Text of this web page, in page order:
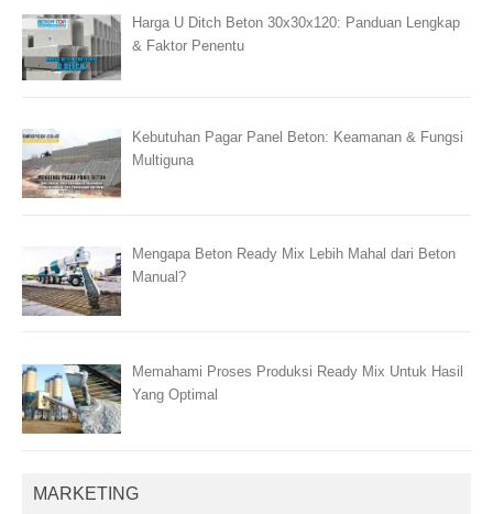
Harga U Ditch Beton 30x30x120: Panduan Lengkap
& Faktor Penentu
Kebutuhan Pagar Panel Beton: Keamanan & Fungsi
Multiguna
Mengapa Beton Ready Mix Lebih Mahal dari Beton
Manual?
Memahami Proses Produksi Ready Mix Untuk Hasil
Yang Optimal
MARKETING